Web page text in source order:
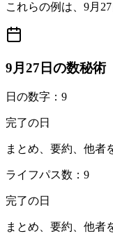
これらの例は、9月
9月27日の数秘術
日の数字：9
完了の日
まとめ、要約、他者
ライフパス数：9
完了の日
まとめ、要約、他者